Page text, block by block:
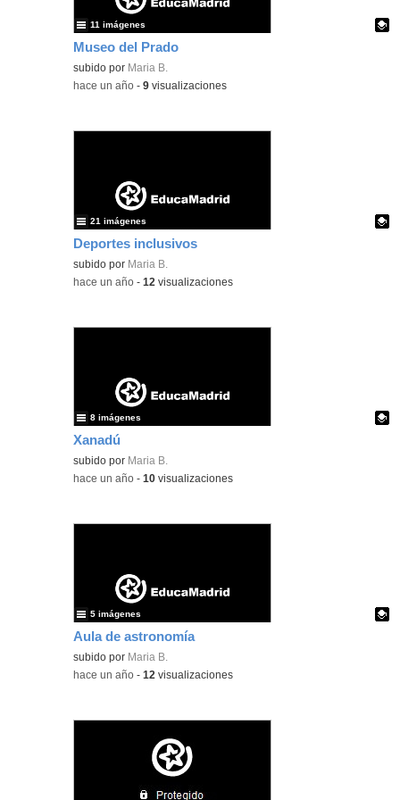
Museo del Prado
Contenido educativo.
subido por Maria B.
11 imágenes
-hace un año -9 visualizaciones
Deportes inclusivos
Contenido educativo.
subido por Maria B.
21 imágenes
-hace un año -12 visualizaciones
Xanadú
Contenido educativo.
subido por Maria B.
8 imágenes
-hace un año -10 visualizaciones
Aula de astronomía
Contenido educativo.
subido por Maria B.
5 imágenes
-hace un año -12 visualizaciones